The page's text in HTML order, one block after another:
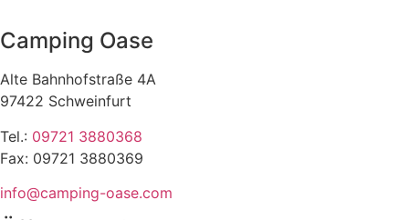
Camping Oase
Alte Bahnhofstraße 4A
97422 Schweinfurt
Tel.: 09721 3880368
Fax: 09721 3880369
info@camping-oase.com